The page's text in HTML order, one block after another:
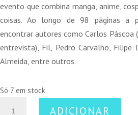
evento que combina manga, anime,
coisas. Ao longo de 98 páginas a
encontrar autores como Carlos Páscoa
entrevista), Fil, Pedro Carvalho, Filipe
Almeida, entre outros.
Só 7 em stock
ADICIONAR